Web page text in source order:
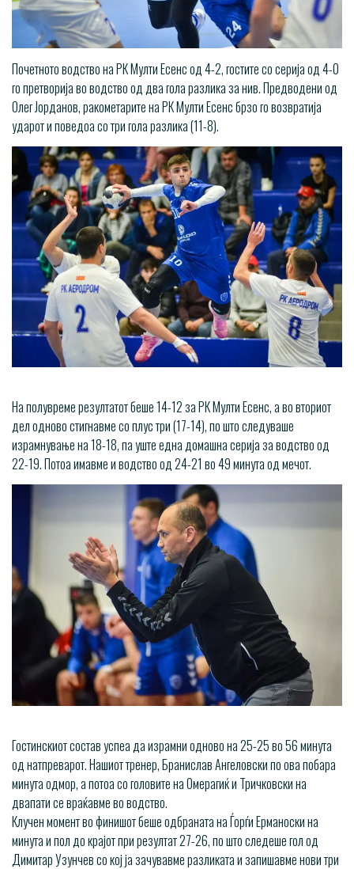
Почетното водство на РК Мулти Есенс од 4-2, гостите со серија од 4-0
го претворија во водство од два гола разлика за нив. Предводени од
Олег Јорданов, ракометарите на РК Мулти Есенс брзо го возвратија
ударот и поведоа со три гола разлика (11-8).
На полувреме резултатот беше 14-12 за РК Мулти Есенс, а во вториот
дел одново стигнавме со плус три (17-14), по што следуваше
израмнување на 18-18, па уште една домашна серија за водство од
22-19. Потоа имавме и водство од 24-21 во 49 минута од мечот.
Гостинскиот состав успеа да израмни одново на 25-25 во 56 минута
од натпреварот. Нашиот тренер, Бранислав Ангеловски по ова побара
минута одмор, а потоа со головите на Омерагиќ и Тричковски на
двапати се враќавме во водство.
Клучен момент во финишот беше одбраната на Ѓорѓи Ерманоски на
минута и пол до крајот при резултат 27-26, по што следеше гол од
Димитар Узунчев со кој ја зачувавме разликата и запишавме нови три